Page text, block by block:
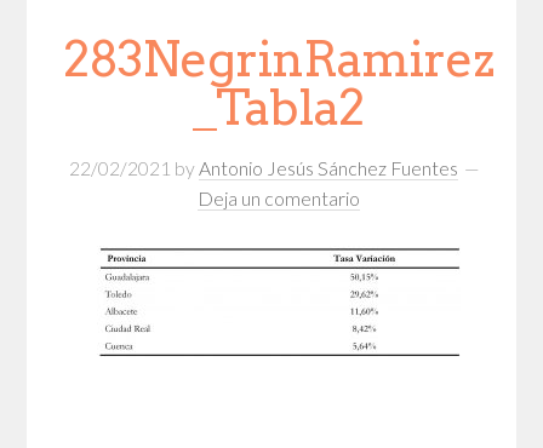
283NegrinRamirez
_Tabla2
22/02/2021 by Antonio Jesús Sánchez Fuentes
Deja un comentario